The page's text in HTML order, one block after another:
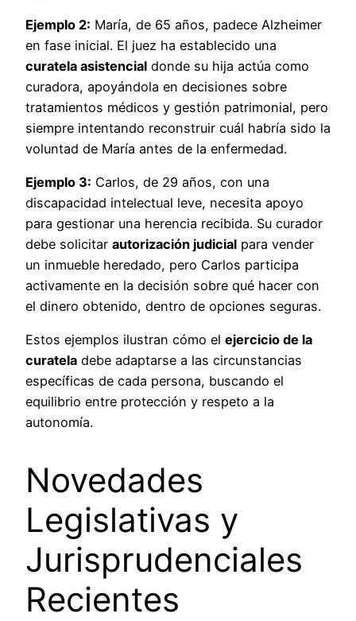
Ejemplo 2: María, de 65 años, padece Alzheimer
en fase inicial. El juez ha establecido una
curatela asistencial donde su hija actúa como
curadora, apoyándola en decisiones sobre
tratamientos médicos y gestión patrimonial, pero
siempre intentando reconstruir cuál habría sido la
voluntad de María antes de la enfermedad.
Ejemplo 3: Carlos, de 29 años, con una
discapacidad intelectual leve, necesita apoyo
para gestionar una herencia recibida. Su curador
debe solicitar autorización judicial para vender
un inmueble heredado, pero Carlos participa
activamente en la decisión sobre qué hacer con
el dinero obtenido, dentro de opciones seguras.
Estos ejemplos ilustran cómo el ejercicio de la
curatela debe adaptarse a las circunstancias
específicas de cada persona, buscando el
equilibrio entre protección y respeto a la
autonomía.
Novedades
Legislativas y
Jurisprudenciales
Recientes